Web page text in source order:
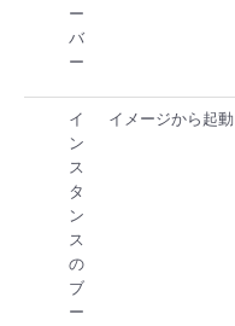
ー
バ
ー
イ
ン
ス
タ
ン
ス
の
ブ
ー
イメージから起動